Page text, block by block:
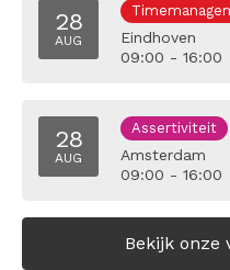
28
AUG
Eindhoven
09:00 - 16:00
28
AUG
Assertiviteit
Amsterdam
09:00 - 16:00
Bekijk onze